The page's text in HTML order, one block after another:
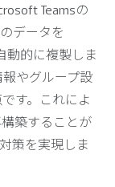
Teamsの
データを
動的に複製しま
報やグループ設
す。これによ
築することが
策を実現しま